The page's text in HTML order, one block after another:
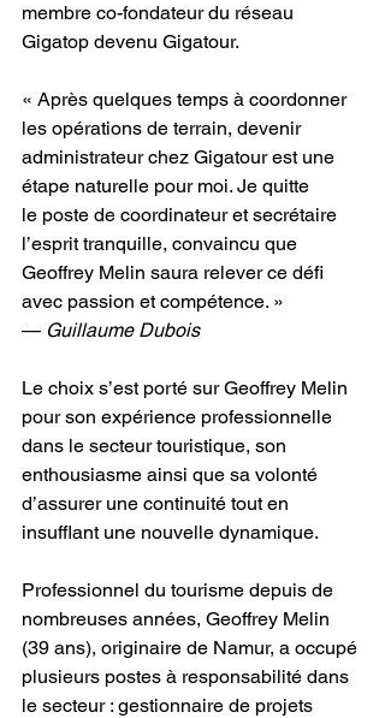
membre co-fondateur du réseau
Gigatop devenu Gigatour.
« Après quelques temps à coordonner
les opérations de terrain, devenir
administrateur chez Gigatour est une
étape naturelle pour moi. Je quitte
le poste de coordinateur et secrétaire
l’esprit tranquille, convaincu que
Geoffrey Melin saura relever ce défi
avec passion et compétence. »
— Guillaume Dubois
Le choix s’est porté sur Geoffrey Melin
pour son expérience professionnelle
dans le secteur touristique, son
enthousiasme ainsi que sa volonté
d’assurer une continuité tout en
insufflant une nouvelle dynamique.
Professionnel du tourisme depuis de
nombreuses années, Geoffrey Melin
(39 ans), originaire de Namur, a occupé
plusieurs postes à responsabilité dans
le secteur : gestionnaire de projets